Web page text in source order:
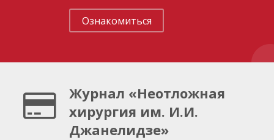
Ознакомиться
Журнал «Неотложная
хирургия им. И.И.
Джанелидзе»